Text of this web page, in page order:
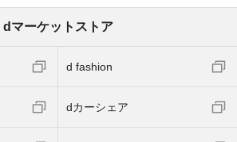
dマーケットストア
d fashion
dカーシェア